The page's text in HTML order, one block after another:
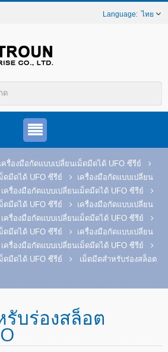
ไทย
เครื่องมือกัดแบบเปลี่ยนเม็ดมีดได้ UFO ซีรีย์
ดมีดได้ UFO ซีรีย์
เครื่องมือกัดแบบเปลี่ยน
เครื่องมือกัดแบบเปลี่ยนเม็ดมีดได้ UFO ซีรีย์
ดมีดได้ UFO ซีรีย์
เครื่องมือกัดแบบเปลี่ยน
เครื่องมือกัดแบบเปลี่ยนเม็ดมีดได้ UFO ซีรีย์
ดมีดได้ UFO ซีรีย์
เครื่องมือกัดแบบเปลี่ยน
เครื่องมือกัดแบบเปลี่ยนเม็ดมีดได้ UFO ซีรีย์
ดมีดได้ UFO ซีรีย์
เม็ดมีดสำหรับร่องสล็อต
บร่องสล็อต